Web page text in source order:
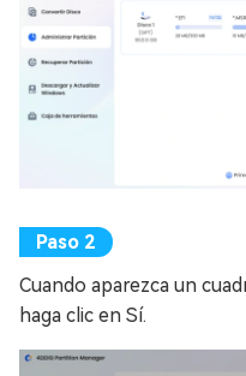
Cuando aparezca un
haga clic en Sí.